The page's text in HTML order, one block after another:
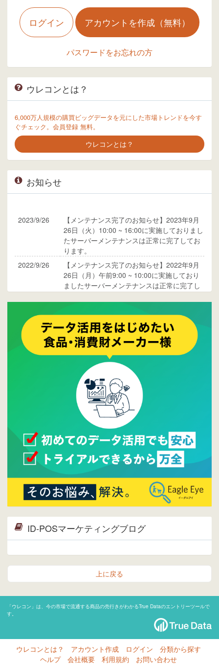
ログイン アカウントを作成（無料）
パスワードをお忘れの方
ウレコンとは？
6,000万人規模の購買ビッグデータを元にした市場トレンドを今す
ぐチェック。会員登録 無料。
ウレコンとは？
お知らせ
2023/9/26
【メンテナンス完了のお知らせ】2023年9月
26日（火）10:00 ~ 16:00に実施しておりまし
たサーバーメンテナンスは正常に完了してお
ります。
2022/9/26
【メンテナンス完了のお知らせ】2022年9月
26日（月）午前9:00 ~ 10:00に実施しており
ましたサーバーメンテナンスは正常に完了し
ご覧ください。
2015/10/19
ウレコンのサイト機能を大幅バージョンアッ
プ。詳細はこちら。⇒告知ページへ
2015/09/28
ウレコンが機能拡充し、サイトリニューアル
しました。⇒
ウレコンFacebook
Facebookページを開設しました。詳細は
ら。
ウレコンサイトリリースしました。
ID-POSマーケティングブログ
上に戻る
「ウレコン」は、今の市場で流通する商品の売行きがわかるTrue Dataのエントリーツールで
す。
ウレコンとは？ アカウント作成 ログイン
分類から探す
ヘルプ
会社概要 利用規約 お問い合わせ